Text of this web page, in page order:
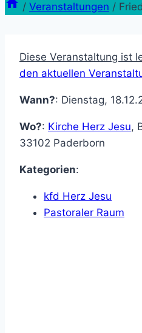
/ Veranstaltungen /
Diese Veranstaltung ist
den aktuellen
Wann?: Dienstag,
Wo?: Kirche Herz Jesu,
33102 Paderborn
Kategorien:
kfd Herz Jesu
Pastoraler Raum